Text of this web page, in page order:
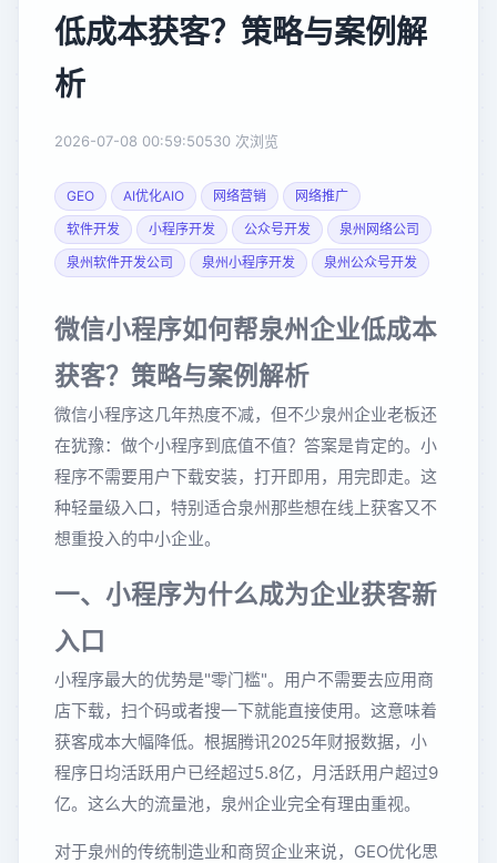
低成本获客？策略与案例解
析
2026-07-08 00:59:50530 次浏览
GEO AI优化AIO 网络营销
网络推广
软件开发
小程序开发 公众号开发
泉州网络公司
泉州软件开发公司
泉州小程序开发 泉州公众号开发
微信小程序如何帮泉州企业低成本
获客？策略与案例解析
微信小程序这几年热度不减，但不少泉州企业老板还
在犹豫：做个小程序到底值不值？答案是肯定的。小
程序不需要用户下载安装，打开即用，用完即走。这
种轻量级入口，特别适合泉州那些想在线上获客又不
想重投入的中小企业。
一、小程序为什么成为企业获客新
入口
小程序最大的优势是"零门槛"。用户不需要去应用商
店下载，扫个码或者搜一下就能直接使用。这意味着
获客成本大幅降低。根据腾讯2025年财报数据，小
程序日均活跃用户已经超过5.8亿，月活跃用户超过9
亿。这么大的流量池，泉州企业完全有理由重视。
对于泉州的传统制造业和商贸企业来说，GEO优化思